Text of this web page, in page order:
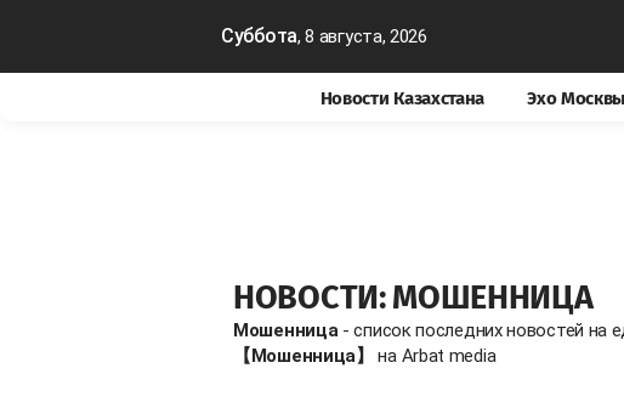
Суббота, 8 августа, 2026
Новости Казахстана Эхо Москвы
НОВОСТИ: МОШЕННИЦА
Мошенница - список последних новостей на
【Мошенница】
на Arbat media